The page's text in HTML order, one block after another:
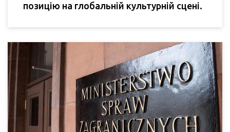
позицію на глобальній культурній сцені.